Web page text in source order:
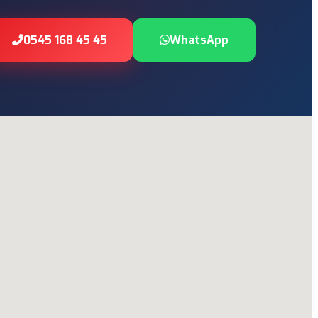
0545 168 45 45 WhatsApp